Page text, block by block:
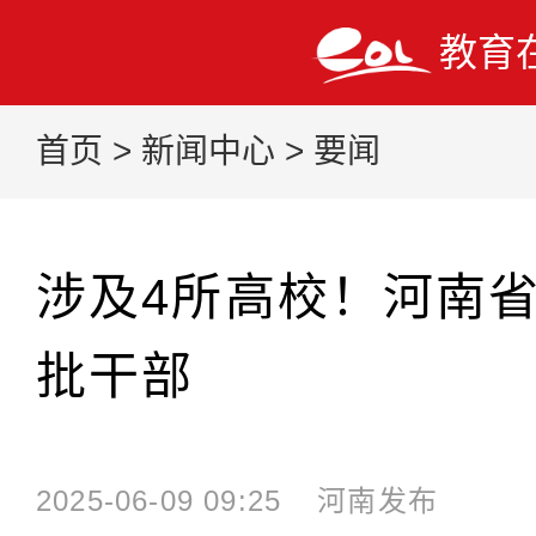
教育
首页 > 新闻中心 > 要闻
涉及4所高校！河南
批干部
2025-06-09 09:25 河南发布